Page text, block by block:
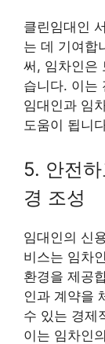
클린임대인
는 데 기여합
써, 임차인은
습니다. 이는
임대인과 임
도움이 됩니
5. 안전
경 조성
임대인의 신
비스는 임차
환경을 제공
인과 계약을
수 있는 경제
이는 임차인